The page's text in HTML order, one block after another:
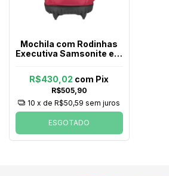
Mochila com Rodinhas
Executiva Samsonite em
Fúcsia
R$505,90
R$430,02 com Pix
10 x deR$50,59 sem juros
ESGOTADO